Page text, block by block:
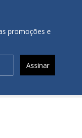
promoções e
Assinar